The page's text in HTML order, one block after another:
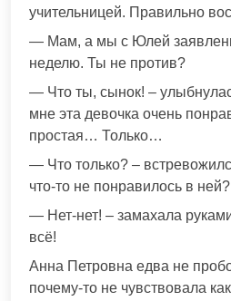
учительницей. Правильно
— Мам, а мы с Юлей
неделю. Ты не против?
— Что ты, сынок! –
мне эта девочка очень
простая… Только…
— Что только? –
что-то не понравилось в ней?
— Нет-нет! – замахала
всё!
Анна Петровна едва не
почему-то не чувствовала